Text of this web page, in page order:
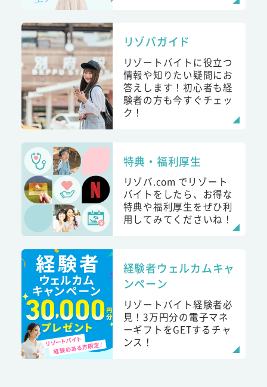
リゾバガイド
リゾートバイトに役立つ
情報や知りたい疑問にお
答えします！初心者も経
験者の方も今すぐチェッ
ク！
特典・福利厚生
リゾバ.com でリゾート
バイトをしたら、お得な
特典や福利厚生をぜひ利
用してみてくださいね！
経験者ウェルカムキャ
ンペーン
リゾートバイト経験者必
見！3万円分の電子マネ
ーギフトをGETするチャ
ンス！